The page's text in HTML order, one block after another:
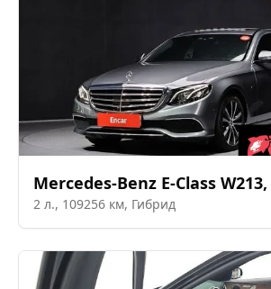
Mercedes-Benz E-Class W213,
2 л., 109256 км, Гибрид